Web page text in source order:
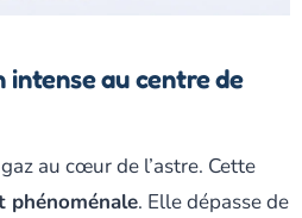
intense au centre de
au cœur de l’astre. Cette
phénoménale. Elle dépasse de